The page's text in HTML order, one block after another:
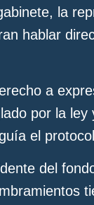
la
hablar
a
por la
el
del